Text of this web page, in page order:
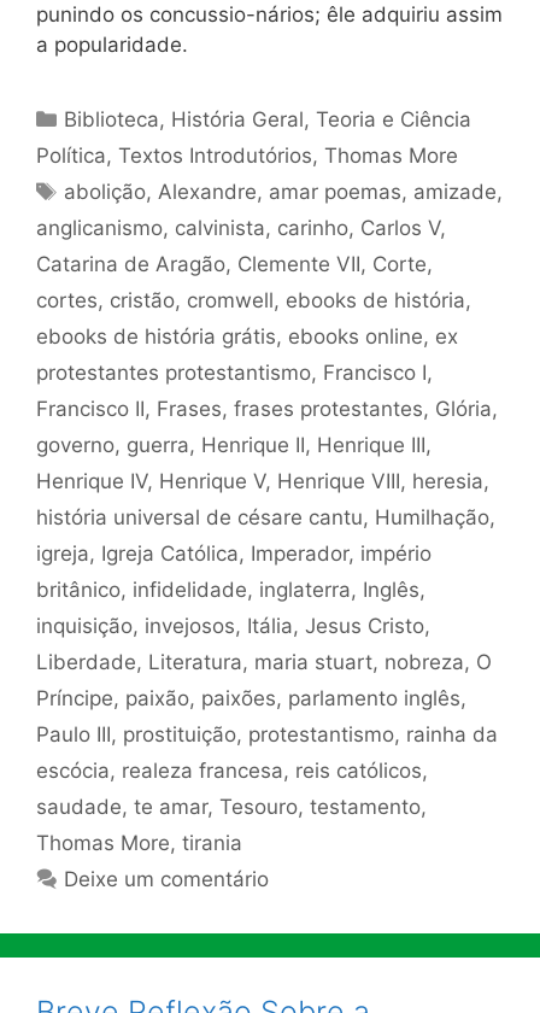
punindo os concussio-nários; êle adquiriu assim
a popularidade.
Categorias
Biblioteca, História Geral,Teoria e Ciência
Política, Textos Introdutórios, Thomas More
Tags
abolição, Alexandre, amar poemas, amizade,
anglicanismo, calvinista, carinho, Carlos V,
Catarina de Aragão, Clemente VII, Corte,
cortes, cristão, cromwell, ebooks de história,
ebooks de história grátis, ebooks online, ex
protestantes protestantismo, Francisco I,
Francisco II, Frases, frases protestantes, Glória,
governo, guerra, Henrique II, Henrique III,
Henrique IV, Henrique V, Henrique VIII, heresia,
história universal de césare cantu, Humilhação,
igreja, Igreja Católica, Imperador, império
britânico, infidelidade, inglaterra, Inglês,
inquisição, invejosos, Itália, Jesus Cristo,
Liberdade, Literatura, maria stuart, nobreza, O
Príncipe, paixão, paixões, parlamento inglês,
Paulo III, prostituição, protestantismo, rainha da
escócia, realeza francesa, reis católicos,
saudade, te amar, Tesouro, testamento,
Thomas More, tirania
Deixe um comentário